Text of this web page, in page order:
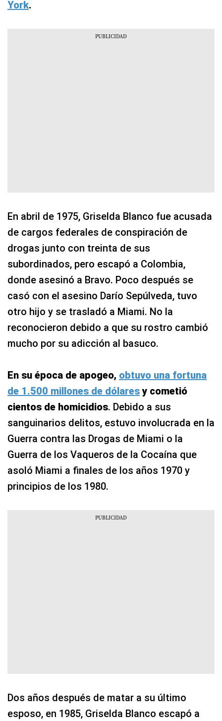
York.
En abril de 1975, Griselda Blanco fue acusada
de cargos federales de conspiración de
drogas junto con treinta de sus
subordinados, pero escapó a Colombia,
donde asesinó a Bravo. Poco después se
casó con el asesino Darío Sepúlveda, tuvo
otro hijo y se trasladó a Miami. No la
reconocieron debido a que su rostro cambió
mucho por su adicción al basuco.
En su época de apogeo, obtuvo una fortuna
de 1.500 millones de dólaresy cometió
cientos de homicidios. Debido a sus
sanguinarios delitos, estuvo involucrada en la
Guerra contra las Drogas de Miami o la
Guerra de los Vaqueros de la Cocaína que
asoló Miami a finales de los años 1970 y
principios de los 1980.
Dos años después de matar a su último
esposo, en 1985, Griselda Blanco escapó a